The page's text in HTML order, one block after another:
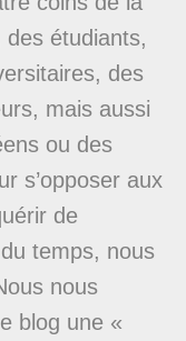
des étudiants,
des
mais aussi
ou des
s’opposer aux
de
temps, nous
nous
blog une «